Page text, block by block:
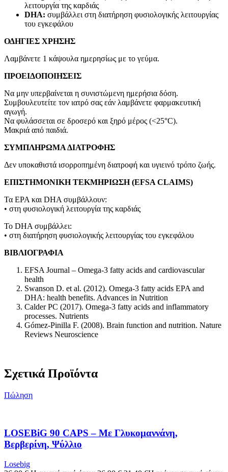
λειτουργία της καρδιάς
DHA: συμβάλλει στη διατήρηση φυσιολογικής λειτουργίας
του εγκεφάλου
ΟΔΗΓΙΕΣ ΧΡΗΣΗΣ
Λαμβάνετε 1 κάψουλα ημερησίως με το γεύμα.
ΠΡΟΕΙΔΟΠΟΙΗΣΕΙΣ
Να μην υπερβαίνεται η συνιστώμενη ημερήσια δόση.
Συμβουλευτείτε τον ιατρό σας εάν λαμβάνετε φαρμακευτική
αγωγή.
Να φυλάσσεται σε δροσερό και ξηρό μέρος (<25°C).
Μακριά από παιδιά.
ΣΥΜΠΛΗΡΩΜΑ ΔΙΑΤΡΟΦΗΣ
Δεν υποκαθιστά ισορροπημένη διατροφή και υγιεινό τρόπο ζωής.
ΕΠΙΣΤΗΜΟΝΙΚΗ ΤΕΚΜΗΡΙΩΣΗ (EFSA CLAIMS)
Τα EPA και DHA συμβάλλουν:
• στη φυσιολογική λειτουργία της καρδιάς
Το DHA συμβάλλει:
• στη διατήρηση φυσιολογικής λειτουργίας του εγκεφάλου
ΒΙΒΛΙΟΓΡΑΦΙΑ
EFSA Journal – Omega-3 fatty acids and cardiovascular
health
Swanson D. et al. (2012). Omega-3 fatty acids EPA and
DHA: health benefits. Advances in Nutrition
Calder PC (2017). Omega-3 fatty acids and inflammatory
processes. Nutrients
Gómez-Pinilla F. (2008). Brain function and nutrition. Nature
Reviews Neuroscience
Σχετικά Προϊόντα
Πώληση
LOSEBiG 90 CAPS – Με Γλυκομαννάνη,
Βερβερίνη, Ψύλλιο
Losebig